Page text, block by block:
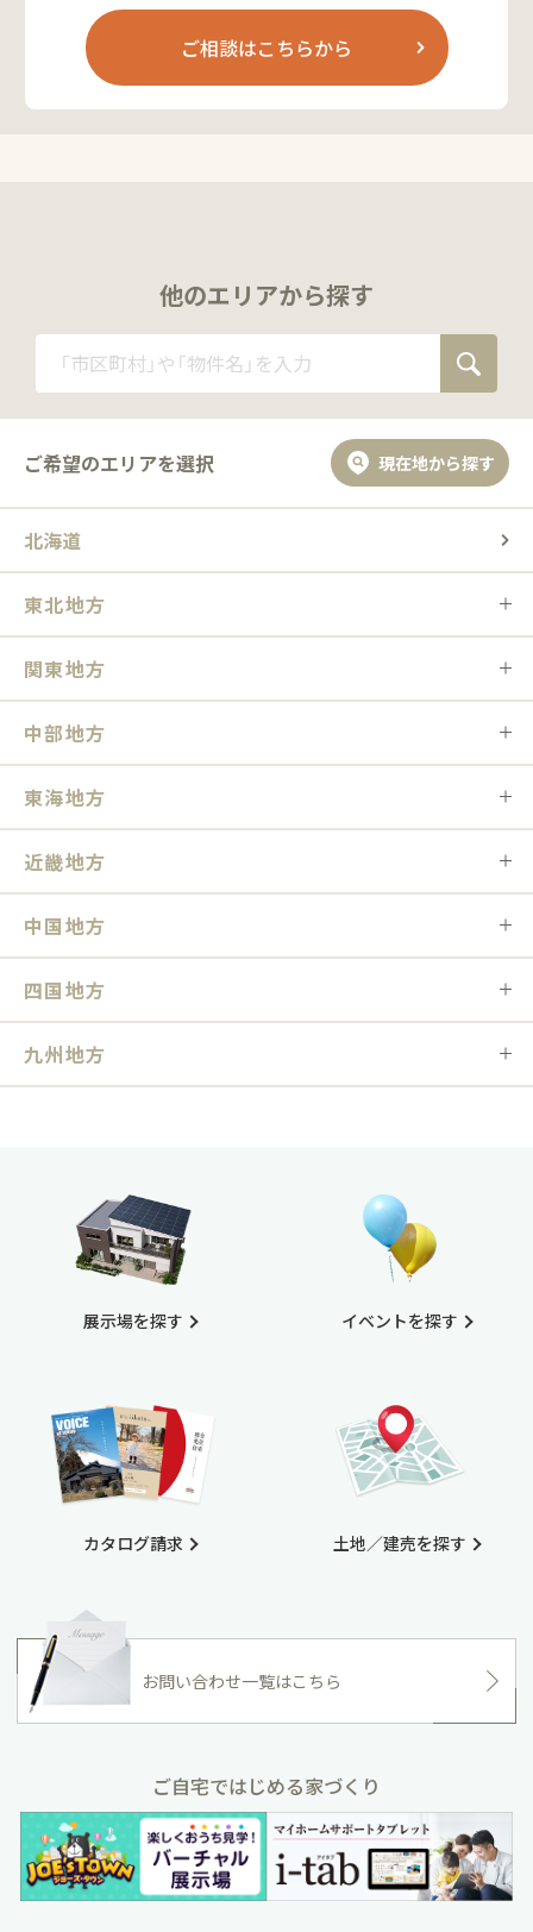
ご相談はこちらから
他のエリアから探す
ご希望のエリアを選択 現在地から探す
北海道
東北地方
関東地方
中部地方
東海地方
近畿地方
中国地方
四国地方
九州地方
展示場を探す
カタログ請求
イベントを探す
土地／建売を探す
お問い合わせ一覧はこちら
ご自宅ではじめる家づくり